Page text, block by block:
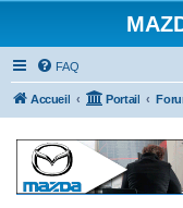
FAQ
Accueil Portail